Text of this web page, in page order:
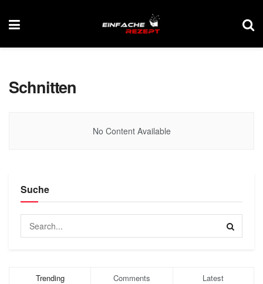
Schnitten
No Content Available
Suche
Trending Comments Latest